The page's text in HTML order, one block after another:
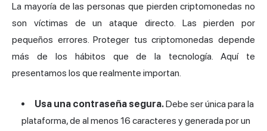
La mayoría de las personas que pierden criptomonedas no
son víctimas de un ataque directo. Las pierden por
pequeños errores. Proteger tus criptomonedas depende
más de los hábitos que de la tecnología. Aquí te
presentamos los que realmente importan.
Usa una contraseña segura.Debe ser única para la
plataforma, de al menos 16 caracteres y generada por un